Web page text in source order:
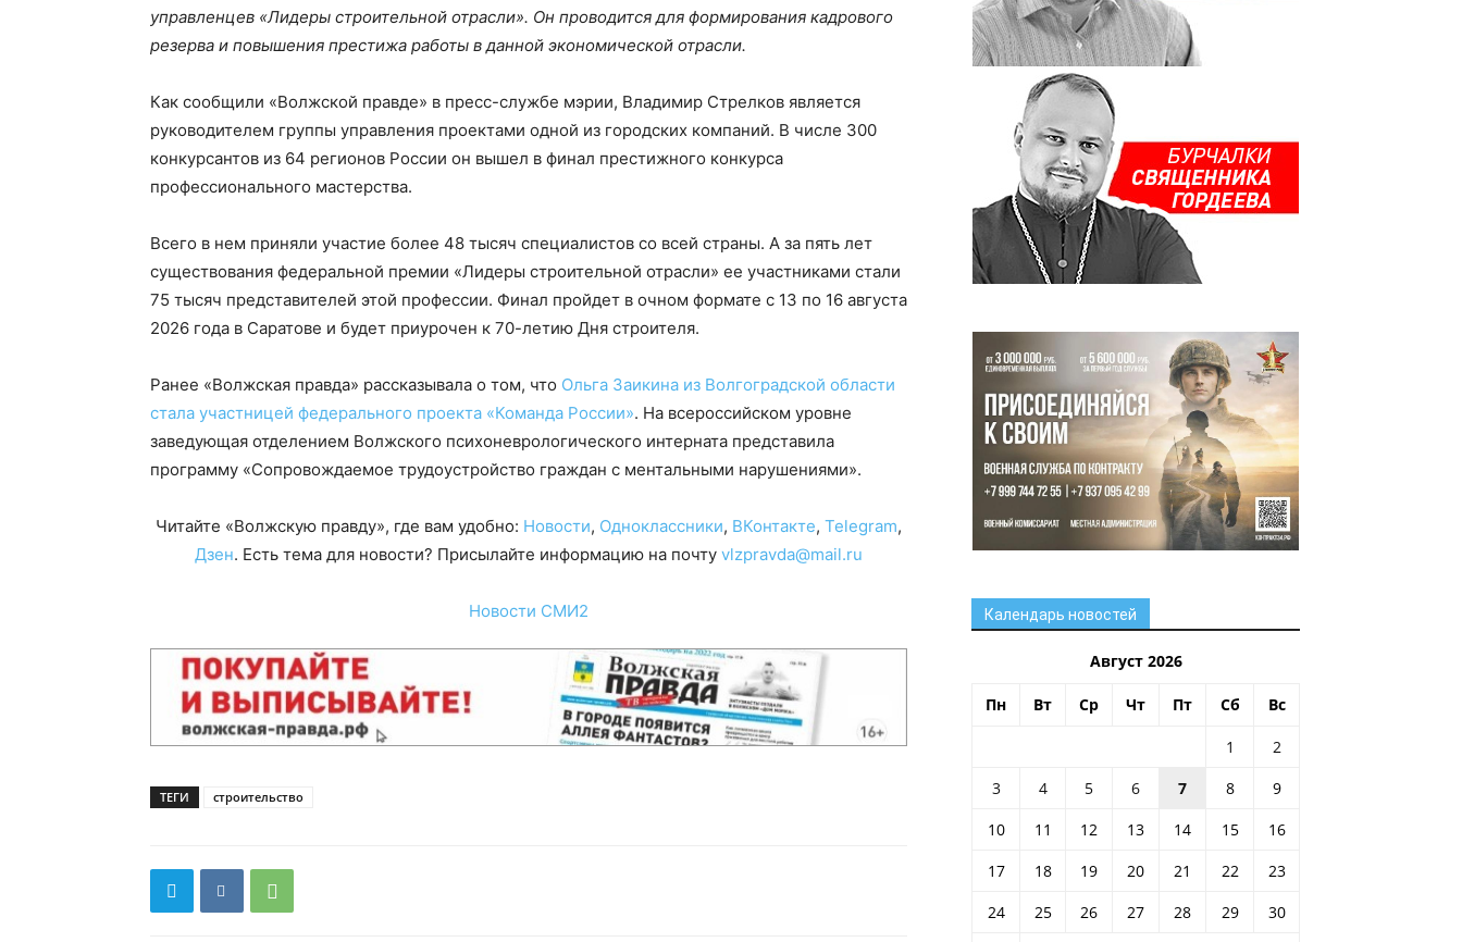
управленцев «Лидеры строительной отрасли». Он проводится для формирования кадрового
резерва и повышения престижа работы в данной экономической отрасли.
Как сообщили «Волжской правде» в пресс-службе мэрии, Владимир Стрелков является
руководителем группы управления проектами одной из городских компаний. В числе 300
конкурсантов из 64 регионов России он вышел в финал престижного конкурса
профессионального мастерства.
Всего в нем приняли участие более 48 тысяч специалистов со всей страны. А за пять лет
существования федеральной премии «Лидеры строительной отрасли» ее участниками стали
75 тысяч представителей этой профессии. Финал пройдет в очном формате с 13 по 16 августа
2026 года в Саратове и будет приурочен к 70-летию Дня строителя.
Ранее «Волжская правда» рассказывала о том, что Ольга Заикина из Волгоградской области
стала участницей федерального проекта «Команда России». На всероссийском уровне
заведующая отделением Волжского психоневрологического интерната представила
программу «Сопровождаемое трудоустройство граждан с ментальными нарушениями».
Читайте «Волжскую правду», где вам удобно: Новости, Одноклассники, ВКонтакте, Telegram,
Дзен. Есть тема для новости? Присылайте информацию на почту vlzpravda@mail.ru
Новости СМИ2
ТЕГИ строительство
Календарь новостей
Август 2026
Пн Вт Ср Чт Пт Сб Вс
1
2
3
4 5 6 7 8
9
10
11 12 13 14 15
16
17
18 19 20 21 22
23
24
25 26 27 28 29
30